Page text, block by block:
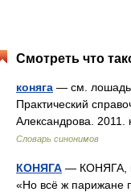
Смотреть что
коняга — см. лошадь
Практический
Александрова.
Словарь синонимов
КОНЯГА — КОНЯГА,
«Но всё ж парижане